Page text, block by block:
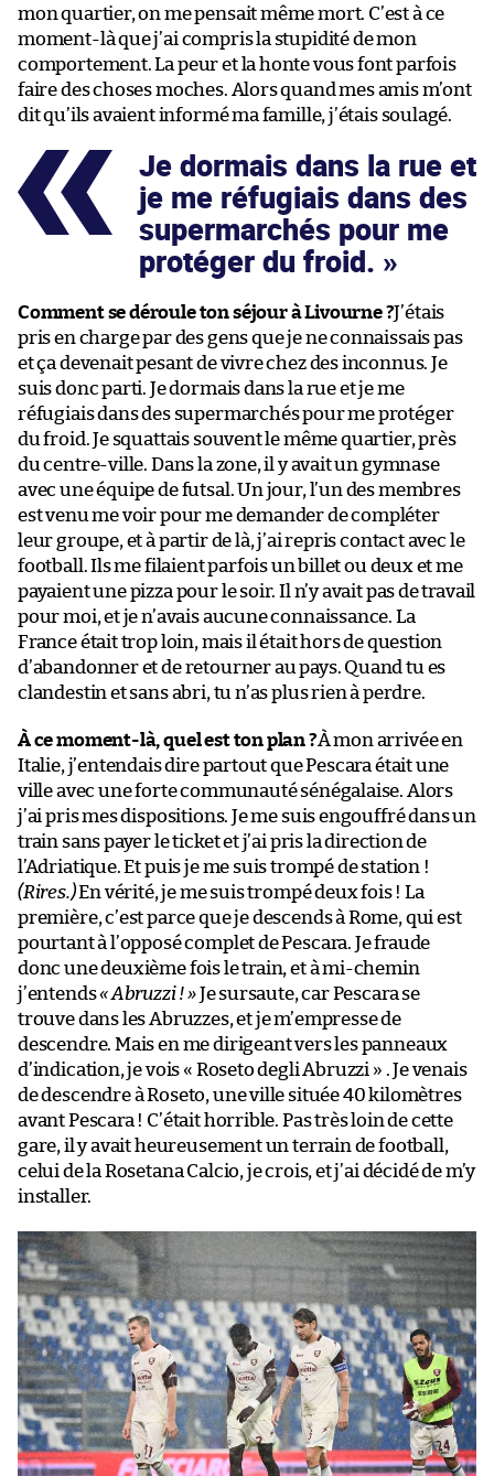
mon quartier, on me pensait même mort. C’est à ce
moment-là que j’ai compris la stupidité de mon
comportement. La peur et la honte vous font parfois
faire des choses moches. Alors quand mes amis m’ont
dit qu’ils avaient informé ma famille, j’étais soulagé.
Je dormais dans la rue et
je me réfugiais dans des
supermarchés pour me
protéger du froid.
Comment se déroule ton séjour à Livourne ?J’étais
pris en charge par des gens que je ne connaissais pas
et ça devenait pesant de vivre chez des inconnus. Je
suis donc parti. Je dormais dans la rue et je me
réfugiais dans des supermarchés pour me protéger
du froid. Je squattais souvent le même quartier, près
du centre-ville. Dans la zone, il y avait un gymnase
avec une équipe de futsal. Un jour, l’un des membres
est venu me voir pour me demander de compléter
leur groupe, et à partir de là, j’ai repris contact avec le
football. Ils me filaient parfois un billet ou deux et me
payaient une pizza pour le soir. Il n’y avait pas de travail
pour moi, et je n’avais aucune connaissance. La
France était trop loin, mais il était hors de question
d’abandonner et de retourner au pays. Quand tu es
clandestin et sans abri, tu n’as plus rien à perdre.
À ce moment-là, quel est ton plan ?À mon arrivée en
Italie, j’entendais dire partout que Pescara était une
ville avec une forte communauté sénégalaise. Alors
j’ai pris mes dispositions. Je me suis engouffré dans un
train sans payer le ticket et j’ai pris la direction de
l’Adriatique. Et puis je me suis trompé de station !
(Rires.)En vérité, je me suis trompé deux fois ! La
première, c’est parce que je descends à Rome, qui est
pourtant à l’opposé complet de Pescara. Je fraude
donc une deuxième fois le train, et à mi-chemin
j’entends« Abruzzi ! »Je sursaute, car Pescara se
trouve dans les Abruzzes, et je m’empresse de
descendre. Mais en me dirigeant vers les panneaux
d’indication, je vois « Roseto degli Abruzzi » . Je venais
de descendre à Roseto, une ville située 40 kilomètres
avant Pescara ! C’était horrible. Pas très loin de cette
gare, il y avait heureusement un terrain de football,
celui de la Rosetana Calcio, je crois, et j’ai décidé de m’y
installer.